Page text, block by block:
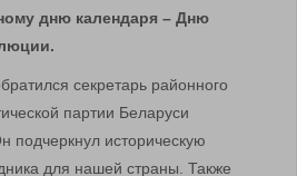
дню календаря – Дню
секретарь районного
партии Беларуси
подчеркнул историческую
для нашей страны. Также